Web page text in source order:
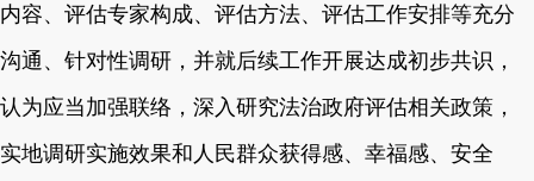
内容、评估专家构成、评估方法、评估工作安排等充分
沟通、针对性调研，并就后续工作开展达成初步共识，
认为应当加强联络，深入研究法治政府评估相关政策，
实地调研实施效果和人民群众获得感、幸福感、安全